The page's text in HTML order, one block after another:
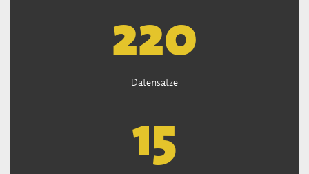
222
Datensätze
15